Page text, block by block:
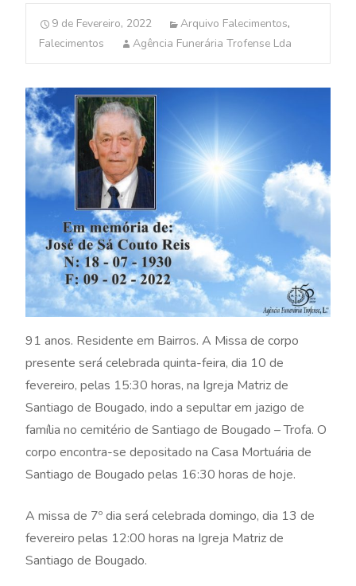
9 de Fevereiro, 2022 Arquivo Falecimentos,
Falecimentos
Agência Funerária Trofense Lda
91 anos. Residente em Bairros. A Missa de corpo
presente será celebrada quinta-feira, dia 10 de
fevereiro, pelas 15:30 horas, na Igreja Matriz de
Santiago de Bougado, indo a sepultar em jazigo de
família no cemitério de Santiago de Bougado – Trofa. O
corpo encontra-se depositado na Casa Mortuária de
Santiago de Bougado pelas 16:30 horas de hoje.
A missa de 7º dia será celebrada domingo, dia 13 de
fevereiro pelas 12:00 horas na Igreja Matriz de
Santiago de Bougado.